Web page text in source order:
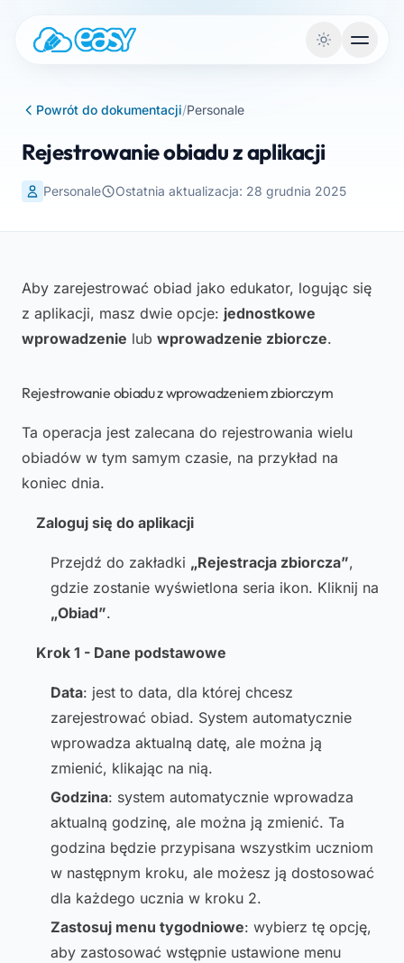
Powrót do dokumentacji/Personale
Rejestrowanie obiadu z aplikacji
Personale Ostatnia aktualizacja: 28 grudnia 2025
Aby zarejestrować obiad jako edukator, logując się
z aplikacji, masz dwie opcje: jednostkowe
wprowadzenie lub wprowadzenie zbiorcze.
Rejestrowanie obiadu z wprowadzeniem zbiorczym
Ta operacja jest zalecana do rejestrowania wielu
obiadów w tym samym czasie, na przykład na
koniec dnia.
Zaloguj się do aplikacji
Przejdź do zakładki „Rejestracja zbiorcza”,
gdzie zostanie wyświetlona seria ikon. Kliknij na
„Obiad”.
Krok 1 - Dane podstawowe
Data: jest to data, dla której chcesz
zarejestrować obiad. System automatycznie
wprowadza aktualną datę, ale można ją
zmienić, klikając na nią.
Godzina: system automatycznie wprowadza
aktualną godzinę, ale można ją zmienić. Ta
godzina będzie przypisana wszystkim uczniom
w następnym kroku, ale możesz ją dostosować
dla każdego ucznia w kroku 2.
Zastosuj menu tygodniowe: wybierz tę opcję,
aby zastosować wstępnie ustawione menu